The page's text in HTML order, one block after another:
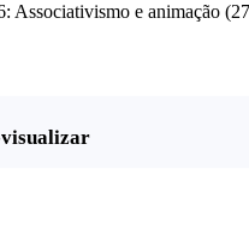
Associativismo e animação